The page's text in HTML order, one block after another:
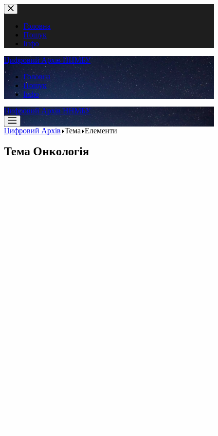
Перейти
до
вмістуГоловна
Пошук
Інфо
Цифровий Архів ННМБУ
Головна
Пошук
Інфо
Цифровий Архів ННМБУ
Цифровий Архів Тема Елементи
Тема Онкологія